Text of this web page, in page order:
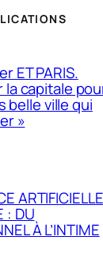
ET PARIS.
capitale
belle ville qui
»
ARTIFICIELLE
: DU
À L’INTIME